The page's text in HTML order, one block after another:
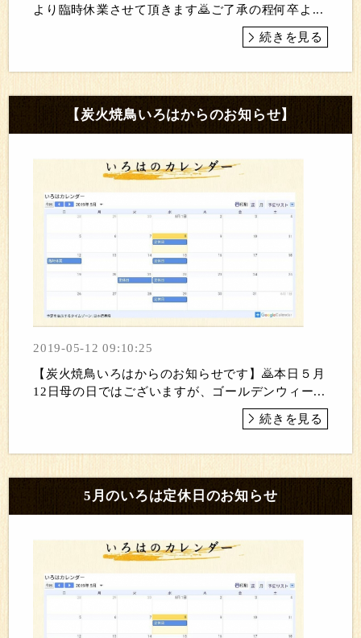
より臨時休業させて頂きます🙇ご了承の程何卒よ...
続きを見る
【炭火焼鳥いろはからのお知らせ】
2019-05-12 09:10:25
【炭火焼鳥いろはからのお知らせです】🙇本日５月
12日母の日ではございますが、ゴールデンウィー...
続きを見る
5月のいろは定休日のお知らせ